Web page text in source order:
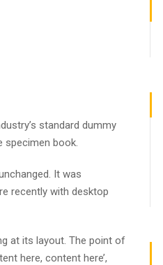
standard dummy
specimen book.
It was
recently with desktop
at its layout. The point of
here, content here’,